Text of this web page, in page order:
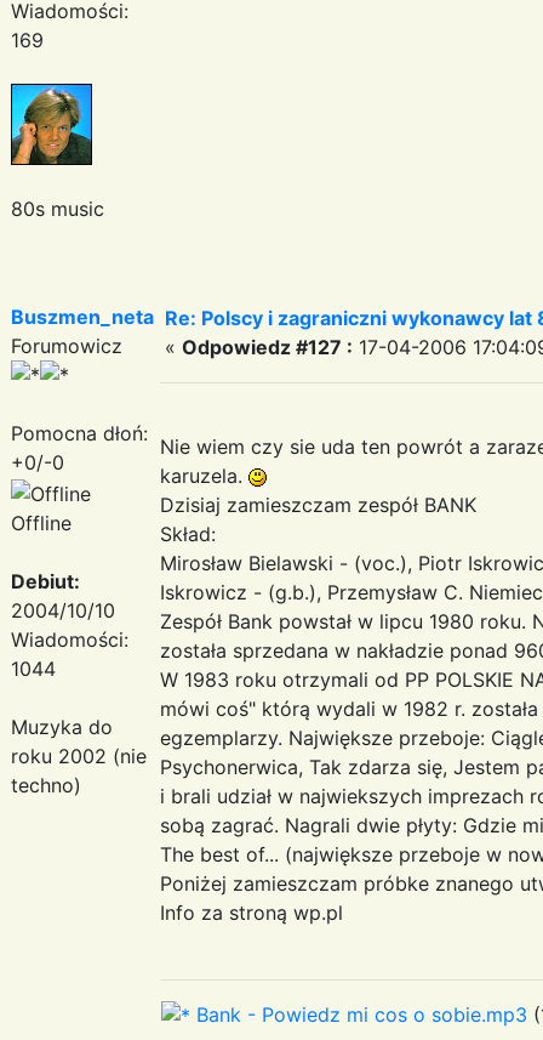
Wiadomości:
169
80s music
Buszmen_neta
Forumowicz
Pomocna dłoń:
+0/-0
Offline
Debiut:
2004/10/10
Wiadomości:
1044
Muzyka do
roku 2002 (nie
techno)
Re: Polscy i zagraniczni wykonawcy
« Odpowiedz #127 : 17-04-2006
Nie wiem czy sie uda ten powrót a
karuzela.
Dzisiaj zamieszczam zespół BANK
Skład:
Mirosław Bielawski - (voc.), Piotr
Iskrowicz - (g.b.), Przemysław C.
Zespół Bank powstał w lipcu 1980 roku.
została sprzedana w nakładzie ponad
W 1983 roku otrzymali od PP POLSKIE
mówi coś" którą wydali w 1982 r.
egzemplarzy. Największe przeboje:
Psychonerwica, Tak zdarza się, Jestem
i brali udział w najwiekszych imprezach
sobą zagrać. Nagrali dwie płyty: Gdzie
The best of... (największe przeboje w
Poniżej zamieszczam próbke znanego
Info za stroną wp.pl
Bank - Powiedz mi cos o sobie.mp3